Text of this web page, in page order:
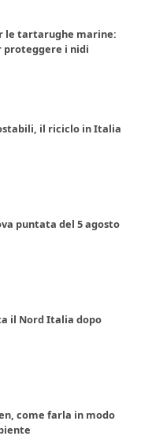
le tartarughe marine:
proteggere i nidi
il riciclo in Italia
puntata del 5 agosto
il Nord Italia dopo
come farla in modo